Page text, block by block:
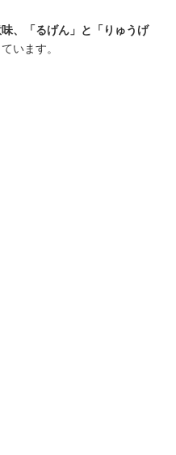
、「るげん」と「りゅうげ
います。